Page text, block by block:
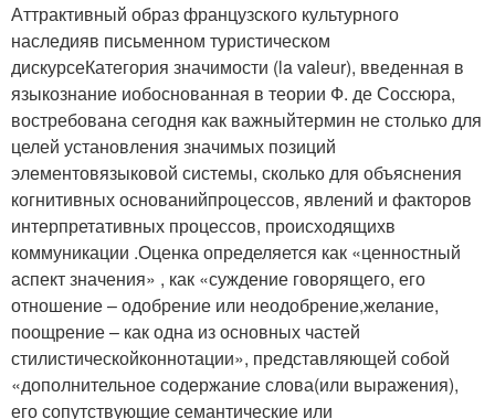
Аттрактивный образ французского культурного
наследияв письменном туристическом
дискурсеКатегория значимости (la valeur), введенная в
языкознание иобоснованная в теории Ф. де Соссюра,
востребована сегодня как важныйтермин не столько для
целей установления значимых позиций
элементовязыковой системы, сколько для объяснения
когнитивных основанийпроцессов, явлений и факторов
интерпретативных процессов, происходящихв
коммуникации .Оценка определяется как «ценностный
аспект значения» , как «суждение говорящего, его
отношение – одобрение или неодобрение,желание,
поощрение – как одна из основных частей
стилистическойконнотации», представляющей собой
«дополнительное содержание слова(или выражения),
его сопутствующие семантические или